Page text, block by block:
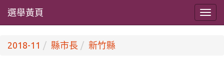
選舉黃頁
2018-11 縣市長 新竹縣